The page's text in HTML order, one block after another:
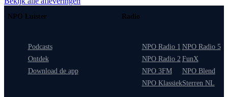
NPO Luister
Podcasts
Ontdek
Download de app
Radio
NPO Radio 1
NPO Radio 2
NPO 3FM
NPO Klassiek
NPO Radio 5
FunX
NPO Blend
Sterren NL